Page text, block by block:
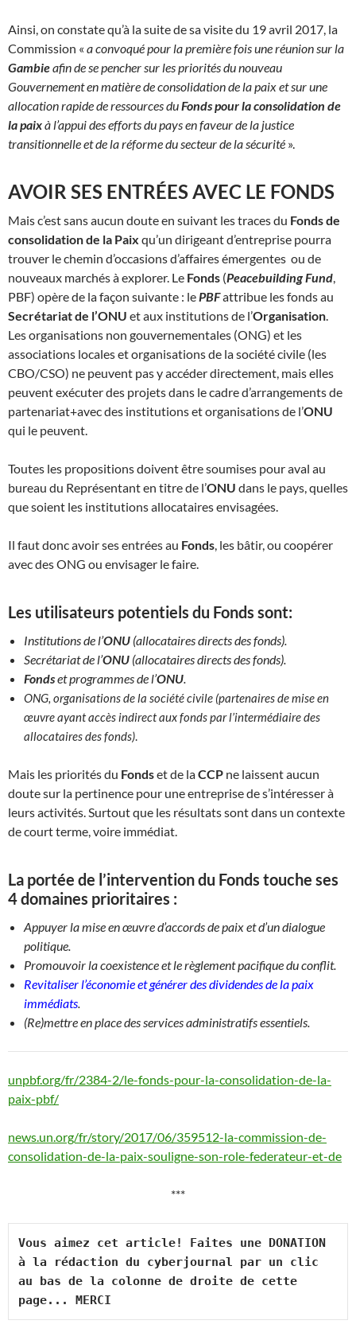
Ainsi, on constate qu’à la suite de sa visite du 19 avril 2017, la
Commission « a convoqué pour la première fois une réunion sur la
Gambieafin de se pencher sur les priorités du nouveau
Gouvernement en matière de consolidation de la paix et sur une
allocation rapide de ressources duFonds pour la consolidation de
la paixà l’appui des efforts du pays en faveur de la justice
transitionnelle et de la réforme du secteur de la sécurité ».
AVOIR SES ENTRÉES AVEC LE FONDS
Mais c’est sans aucun doute en suivant les traces du Fonds de
consolidation de la Paix qu’un dirigeant d’entreprise pourra
trouver le chemin d’occasions d’affaires émergentes ou de
nouveaux marchés à explorer. Le Fonds (Peacebuilding Fund,
PBF) opère de la façon suivante : lePBFattribue les fonds au
Secrétariat de l’ONU et aux institutions de l’Organisation.
Les organisations non gouvernementales (ONG) et les
associations locales et organisations de la société civile (les
CBO/CSO) ne peuvent pas y accéder directement, mais elles
peuvent exécuter des projets dans le cadre d’arrangements de
partenariat+avec des institutions et organisations de l’ONU
qui le peuvent.
Toutes les propositions doivent être soumises pour aval au
bureau du Représentant en titre de l’ONU dans le pays, quelles
que soient les institutions allocataires envisagées.
Il faut donc avoir ses entrées au Fonds, les bâtir, ou coopérer
avec des ONG ou envisager le faire.
Les utilisateurs potentiels du Fonds sont:
Institutions de l’ONU (allocataires directs des fonds).
Secrétariat de l’ONU (allocataires directs des fonds).
Fondset programmes de l’ONU.
ONG, organisations de la société civile (partenaires de mise en
œuvre ayant accès indirect aux fonds par l’intermédiaire des
allocataires des fonds).
Mais les priorités du Fondset de laCCP ne laissent aucun
doute sur la pertinence pour une entreprise de s’intéresser à
leurs activités. Surtout que les résultats sont dans un contexte
de court terme, voire immédiat.
La portée de l’intervention du Fonds touche ses
4 domaines prioritaires :
Appuyer la mise en œuvre d’accords de paix et d’un dialogue
politique.
Promouvoir la coexistence et le règlement pacifique du conflit.
Revitaliser l’économie et générer des dividendes de la paix
immédiats.
(Re)mettre en place des services administratifs essentiels.
unpbf.org/fr/2384-2/le-fonds-pour-la-consolidation-de-la-
paix-pbf/
news.un.org/fr/story/2017/06/359512-la-commission-de-
consolidation-de-la-paix-souligne-son-role-federateur-et-de
***
Vous aimez cet article! Faites une DONATION
à la rédaction du cyberjournal par un clic
au bas de la colonne de droite de cette
page... MERCI